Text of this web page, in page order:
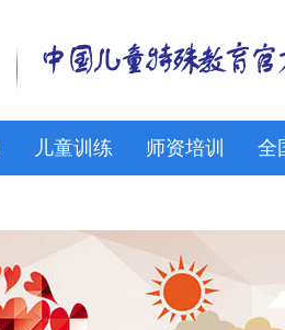
儿童训练 师资培训 全